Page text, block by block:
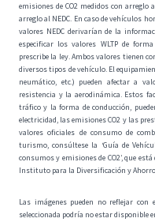
emisiones de CO2 medidos con arreglo
arreglo al NEDC. En caso de vehículos
valores NEDC derivarían de la
especificar los valores WLTP de
prescribe la ley. Ambos valores tienen
diversos tipos de vehículo. El
neumático, etc.) pueden afectar a
resistencia y la aerodinámica. Estos
tráfico y la forma de conducción,
electricidad, las emisiones CO2 y las
valores oficiales de consumo de
turismo, consúltese la ‘Guía de
consumos y emisiones de CO2’, que
Instituto para la Diversificación y Ahorro
Las imágenes pueden no reflejar con
seleccionada podría no estar disponible